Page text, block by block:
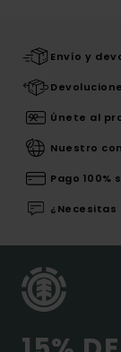
Envío y
Únete al
Nuestro
Pago 100%
¿Necesitas